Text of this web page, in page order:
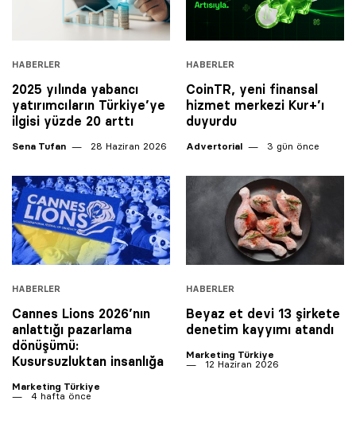
HABERLER
2025 yılında yabancı
yatırımcıların Türkiye’ye
ilgisi yüzde 20 arttı
Sena Tufan 28 Haziran 2026
HABERLER
CoinTR, yeni finansal
hizmet merkezi Kur+’ı
duyurdu
Advertorial 3 gün önce
HABERLER
Cannes Lions 2026’nın
anlattığı pazarlama
dönüşümü:
Kusursuzluktan insanlığa
Marketing Türkiye
4 hafta önce
HABERLER
Beyaz et devi 13 şirkete
denetim kayyımı atandı
Marketing Türkiye
12 Haziran 2026